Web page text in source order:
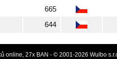
665
644
online, 27x BAN - © 2001-2026 Wulbo